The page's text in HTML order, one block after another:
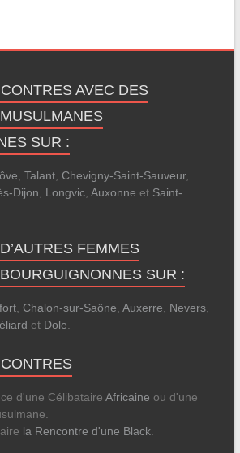
AVEC DES
SUR :
, Talant, Chevigny-Saint-Sauveur,
Dijon, Longvic, Auxonne et Saint-
FEMMES
SUR :
, Chalon-sur-Saône, Auxerre, Nevers,
et Dole.
d'une Célibataire Africaine ou d'une
la Rencontre d'une Black.